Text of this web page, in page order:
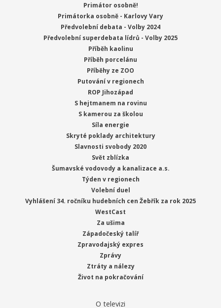
Primátor osobně!
Primátorka osobně - Karlovy Vary
Předvolební debata - Volby 2024
Předvolební superdebata lídrů - Volby 2025
Příběh kaolinu
Příběh porcelánu
Příběhy ze ZOO
Putování v regionech
ROP Jihozápad
S hejtmanem na rovinu
S kamerou za školou
Síla energie
Skryté poklady architektury
Slavnosti svobody 2020
Svět zblízka
Šumavské vodovody a kanalizace a.s.
Týden v regionech
Volební duel
Vyhlášení 34. ročníku hudebních cen Žebřík za rok 2025
WestCast
Za ušima
Západočeský talíř
Zpravodajský expres
Zprávy
Ztráty a nálezy
Život na pokračování
O televizi